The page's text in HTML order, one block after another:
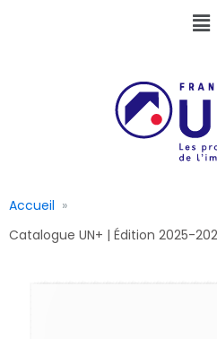
Accueil
Catalogue UN+ | Édition 2025-